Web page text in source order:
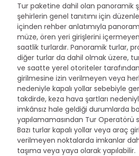
Tur paketine dahil olan panoramik
şehirlerin genel tanıtımı için
içinden rehber anlatımıyla
müze, ören yeri girişlerini
saatlik turlardır. Panoramik turlar,
diğer turlar da dahil olmak üzere,
ve saatte yerel otoriteler
girilmesine izin verilmeyen veya
nedeniyle kapalı yollar sebebiyle
takdirde, keza hava şartları
imkânsız hale geldiği durumlarda
yapılamamasından Tur Operatörü
Bazı turlar kapalı yollar veya araç
verilmeyen noktalarda imkanlar
taşıma veya yaya olarak yapılabilir.